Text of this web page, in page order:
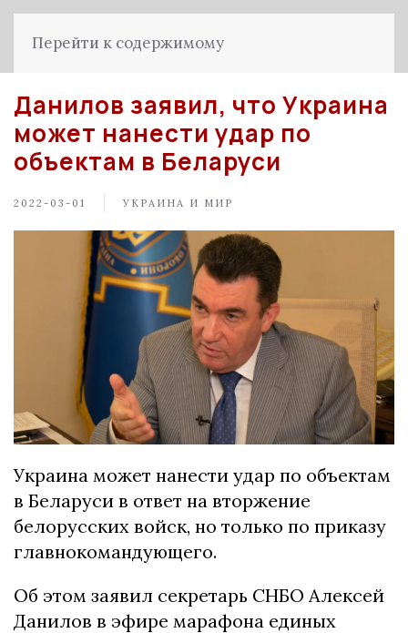
Перейти к содержимому
Данилов заявил, что Украина
может нанести удар по
объектам в Беларуси
2022-03-01 УКРАИНА И МИР
Украина может нанести удар по объектам
в Беларуси в ответ на вторжение
белорусских войск, но только по приказу
главнокомандующего.
Об этом заявил секретарь СНБО Алексей
Данилов в эфире марафона единых